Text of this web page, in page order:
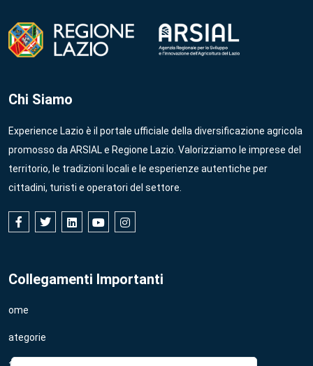
Chi Siamo
Experience Lazio è il portale ufficiale della diversificazione agricola
promosso da ARSIAL e Regione Lazio. Valorizziamo le imprese del
territorio, le tradizioni locali e le esperienze autentiche per
cittadini, turisti e operatori del settore.
Collegamenti Importanti
Home
Categorie